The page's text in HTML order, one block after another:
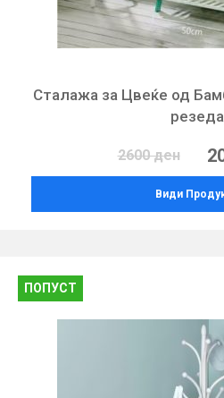
Сталажа за Цвеќе од
2600 ден
Види
ПОПУСТ